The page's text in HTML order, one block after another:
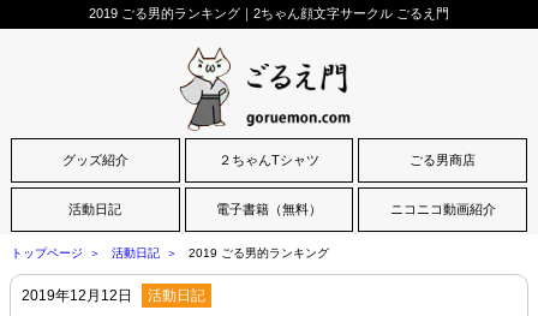
2019 ごる男的ランキング｜2ちゃん顔文字サークル ごるえ門
グッズ紹介 ２ちゃんTシャツ ごる男商店
活動日記 電子書籍（無料） ニコニコ動画紹介
トップページ 活動日記 2019 ごる男的ランキング
2019年12月12日 活動日記